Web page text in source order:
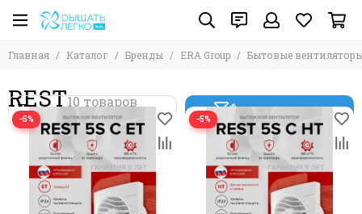
Главная Каталог Бренды ERA Group Бытовые
REST Фильтр товаров
−5% −5%